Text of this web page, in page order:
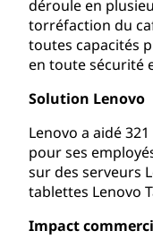
déroule en
torréfaction du
toutes capacités
en toute sécurité
Solution Lenovo
Lenovo a aidé
pour ses
sur des serveurs
tablettes Lenovo
Impact